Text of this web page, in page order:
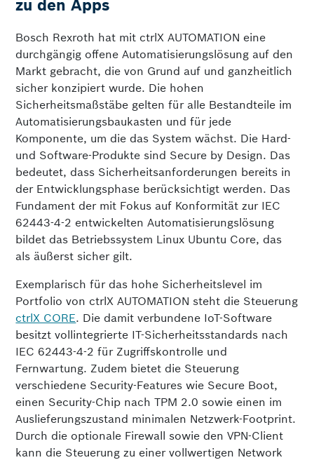
zu den Apps
Bosch Rexroth hat mit ctrlX AUTOMATION eine
durchgängig offene Automatisierungslösung auf den
Markt gebracht, die von Grund auf und ganzheitlich
sicher konzipiert wurde. Die hohen
Sicherheitsmaßstäbe gelten für alle Bestandteile im
Automatisierungsbaukasten und für jede
Komponente, um die das System wächst. Die Hard-
und Software-Produkte sind Secure by Design. Das
bedeutet, dass Sicherheitsanforderungen bereits in
der Entwicklungsphase berücksichtigt werden. Das
Fundament der mit Fokus auf Konformität zur IEC
62443-4-2 entwickelten Automatisierungslösung
bildet das Betriebssystem Linux Ubuntu Core, das
als äußerst sicher gilt.
Exemplarisch für das hohe Sicherheitslevel im
Portfolio von ctrlX AUTOMATION steht die Steuerung
ctrlX CORE. Die damit verbundene IoT-Software
besitzt vollintegrierte IT-Sicherheitsstandards nach
IEC 62443-4-2 für Zugriffskontrolle und
Fernwartung. Zudem bietet die Steuerung
verschiedene Security-Features wie Secure Boot,
einen Security-Chip nach TPM 2.0 sowie einen im
Auslieferungszustand minimalen Netzwerk-Footprint.
Durch die optionale Firewall sowie den VPN-Client
kann die Steuerung zu einer vollwertigen Network